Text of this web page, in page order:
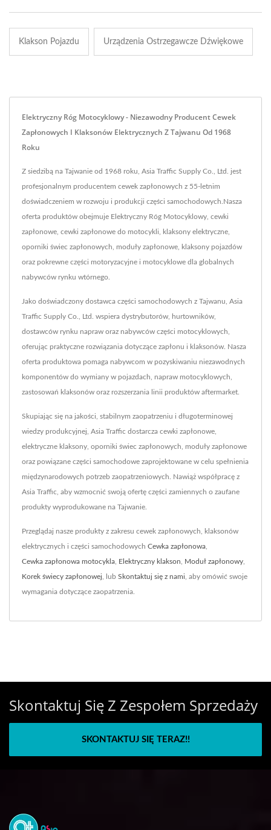
Klakson Pojazdu Urządzenia Ostrzegawcze Dźwiękowe
Elektryczny Róg Motocyklowy - Niezawodny Producent Cewek
Zapłonowych I Klaksonów Elektrycznych Z Tajwanu Od 1968
Roku
Z siedzibą na Tajwanie od 1968 roku, Asia Traffic Supply Co., Ltd. jest
profesjonalnym producentem cewek zapłonowych z 55-letnim
doświadczeniem w rozwoju i produkcji części samochodowych.Nasza
oferta produktów obejmuje Elektryczny Róg Motocyklowy, cewki
zapłonowe, cewki zapłonowe do motocykli, klaksony elektryczne,
oporniki świec zapłonowych, moduły zapłonowe, klaksony pojazdów
oraz pokrewne części motoryzacyjne i motocyklowe dla globalnych
nabywców rynku wtórnego.
Jako doświadczony dostawca części samochodowych z Tajwanu, Asia
Traffic Supply Co., Ltd. wspiera dystrybutorów, hurtowników,
dostawców rynku napraw oraz nabywców części motocyklowych,
oferując praktyczne rozwiązania dotyczące zapłonu i klaksonów. Nasza
oferta produktowa pomaga nabywcom w pozyskiwaniu niezawodnych
komponentów do wymiany w pojazdach, napraw motocyklowych,
zastosowań klaksonów oraz rozszerzania linii produktów aftermarket.
Skupiając się na jakości, stabilnym zaopatrzeniu i długoterminowej
wiedzy produkcyjnej, Asia Traffic dostarcza cewki zapłonowe,
elektryczne klaksony, oporniki świec zapłonowych, moduły zapłonowe
oraz powiązane części samochodowe zaprojektowane w celu spełnienia
międzynarodowych potrzeb zaopatrzeniowych. Nawiąż współpracę z
Asia Traffic, aby wzmocnić swoją ofertę części zamiennych o zaufane
produkty wyprodukowane na Tajwanie.
Przeglądaj nasze produkty z zakresu cewek zapłonowych, klaksonów
elektrycznych i części samochodowych Cewka zapłonowa
Cewka zapłonowa motocykla Elektryczny klakson Moduł zapłonowy
Korek świecy zapłonowej , lub Skontaktuj się z nami , aby omówić swoje
wymagania dotyczące zaopatrzenia.
Skontaktuj Się Z Zespołem Sprzedaży
SKONTAKTUJ SIĘ TERAZ!!